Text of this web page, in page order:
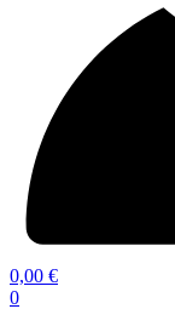
0,00 €
0